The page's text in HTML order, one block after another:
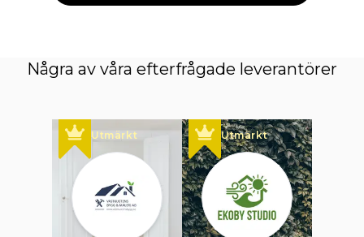
Några av våra efterfrågade leverantörer
Utmärkt Utmärkt